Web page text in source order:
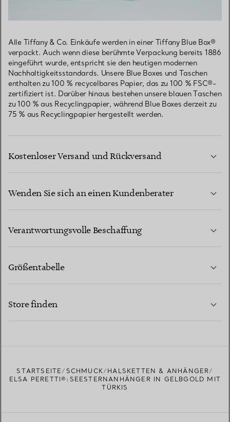
Alle Tiffany & Co. Einkäufe werden in einer Tiffany Blue Box®
verpackt. Auch wenn diese berühmte Verpackung bereits 1886
eingeführt wurde, entspricht sie den heutigen modernen
Nachhaltigkeitsstandards. Unsere Blue Boxes und Taschen
enthalten zu 100 % recycelbares Papier, das zu 100 % FSC®-
zertifiziert ist. Darüber hinaus bestehen unsere blauen Taschen
zu 100 % aus Recyclingpapier, während Blue Boxes derzeit zu
75 % aus Recyclingpapier hergestellt werden.
Kostenloser Versand und Rückversand
Wenden Sie sich an einen Kundenberater
Verantwortungsvolle Beschaffung
Größentabelle
Store finden
STARTSEITE SCHMUCK
HALSKETTEN & ANHÄNGER
ELSA PERETTI®:SEESTERNANHÄNGER IN GELBGOLD MIT
TÜRKIS